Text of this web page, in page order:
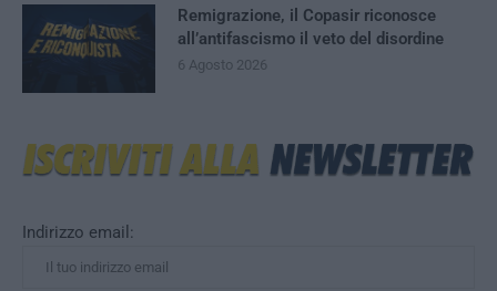
Indirizzo email:
Remigrazione, il Copasir riconosce
all’antifascismo il veto del disordine
6 Agosto 2026